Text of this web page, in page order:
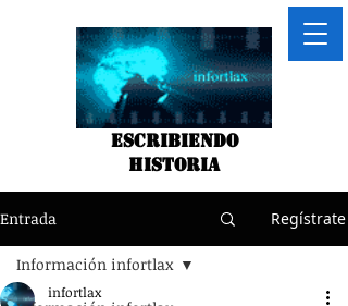
Escribiendo
historia
Entrada Regístrate
Información infortlax
infortlax